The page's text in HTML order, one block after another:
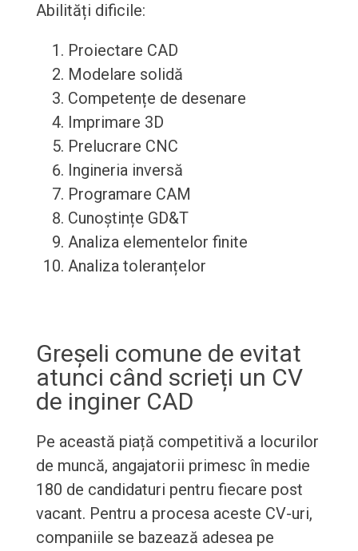
Abilități dificile:
Proiectare CAD
Modelare solidă
Competențe de desenare
Imprimare 3D
Prelucrare CNC
Ingineria inversă
Programare CAM
Cunoștințe GD&T
Analiza elementelor finite
Analiza toleranțelor
Greșeli comune de evitat
atunci când scrieți un CV
de inginer CAD
Pe această piață competitivă a locurilor
de muncă, angajatorii primesc în medie
180 de candidaturi pentru fiecare post
vacant. Pentru a procesa aceste CV-uri,
companiile se bazează adesea pe